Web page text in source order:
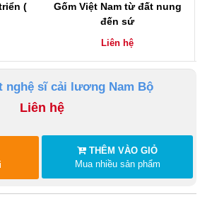
(
Gốm Việt Nam từ đất nung
đến sứ
Liên hệ
nghệ sĩ cải lương Nam Bộ
Liên hệ
THÊM VÀO GIỎ
Mua nhiều sản phẩm